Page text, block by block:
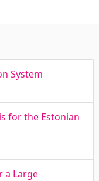
System
for the Estonian
a Large